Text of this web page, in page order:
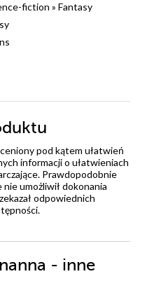
fiction » Fantasy
pod kątem ułatwień
informacji o ułatwieniach
Prawdopodobnie
umożliwił dokonania
odpowiednich
- inne